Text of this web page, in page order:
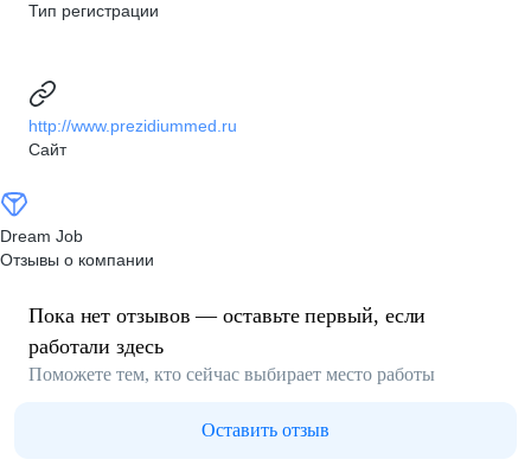
Тип регистрации
http://www.prezidiummed.ru
Сайт
Dream Job
Отзывы о компании
Пока нет отзывов — оставьте первый, если
работали здесь
Поможете тем, кто сейчас выбирает место работы
Оставить отзыв